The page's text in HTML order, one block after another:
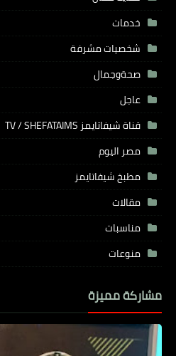
خدمات
شخصيات مشرفة
صحةوجمال
عاجل
قناة شيفاتايمز TV / SHEFATAIMS
مصر اليوم
مطبخ شيفاتايمز
مقالات
مناسبات
منوعات
مشاركة مميزة